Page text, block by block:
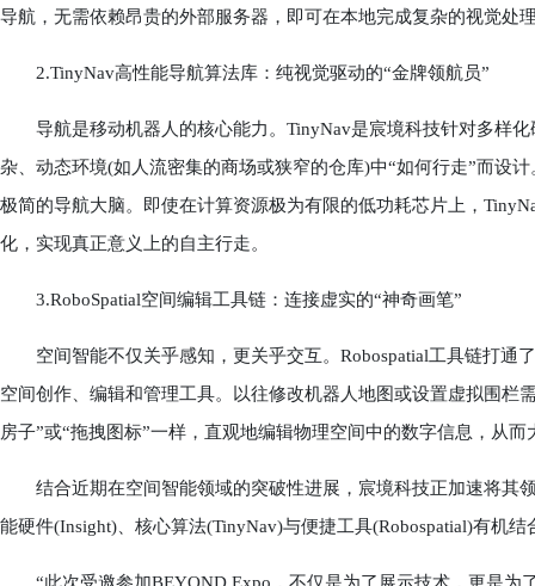
导航，无需依赖昂贵的外部服务器，即可在本地完成复杂的视觉处
2.TinyNav高性能导航算法库：纯视觉驱动的“金牌领航员”
导航是移动机器人的核心能力。TinyNav是宸境科技针对多样化
杂、动态环境(如人流密集的商场或狭窄的仓库)中“如何行走”而设
极简的导航大脑。即使在计算资源极为有限的低功耗芯片上，
化，实现真正意义上的自主行走。
3.RoboSpatial空间编辑工具链：连接虚实的“神奇画笔”
空间智能不仅关乎感知，更关乎交互。Robospatial工具链打通
空间创作、编辑和管理工具。以往修改机器人地图或设置虚拟围栏
房子”或“拖拽图标”一样，直观地编辑物理空间中的数字信息，从
结合近期在空间智能领域的突破性进展，宸境科技正加速将其
能硬件(Insight)、核心算法(TinyNav)与便捷工具(Robospatial)有机